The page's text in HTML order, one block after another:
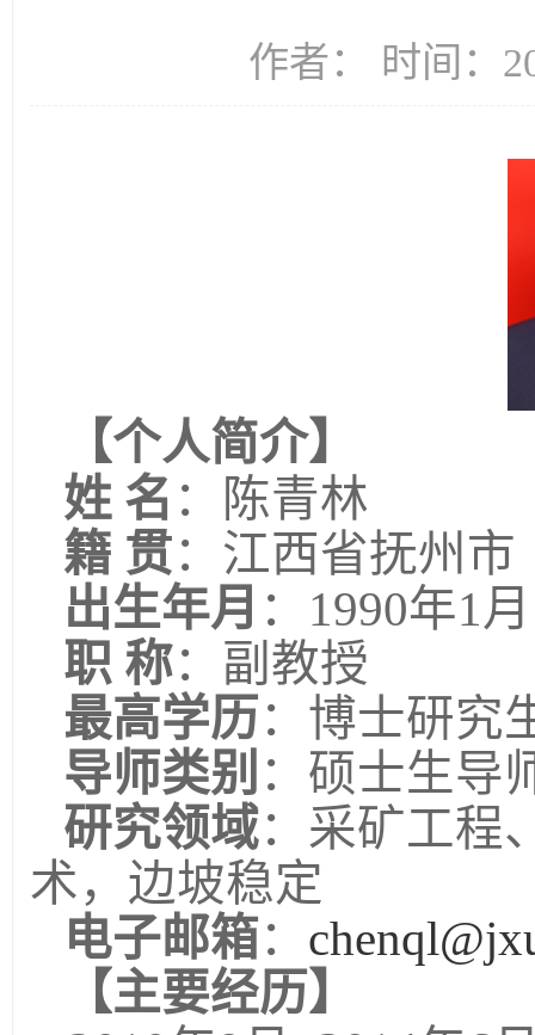
作者： 时间：
【个人简介】
姓 名 ：陈青林
籍 贯：江西省抚州市
出生年月 ：1990年1月
职 称：副教授
最高学历 ：博士研究
导师类别 ：硕士生导
研究领域： 采矿工程
术，边坡稳定
电子邮箱： chenql
【主要经历】